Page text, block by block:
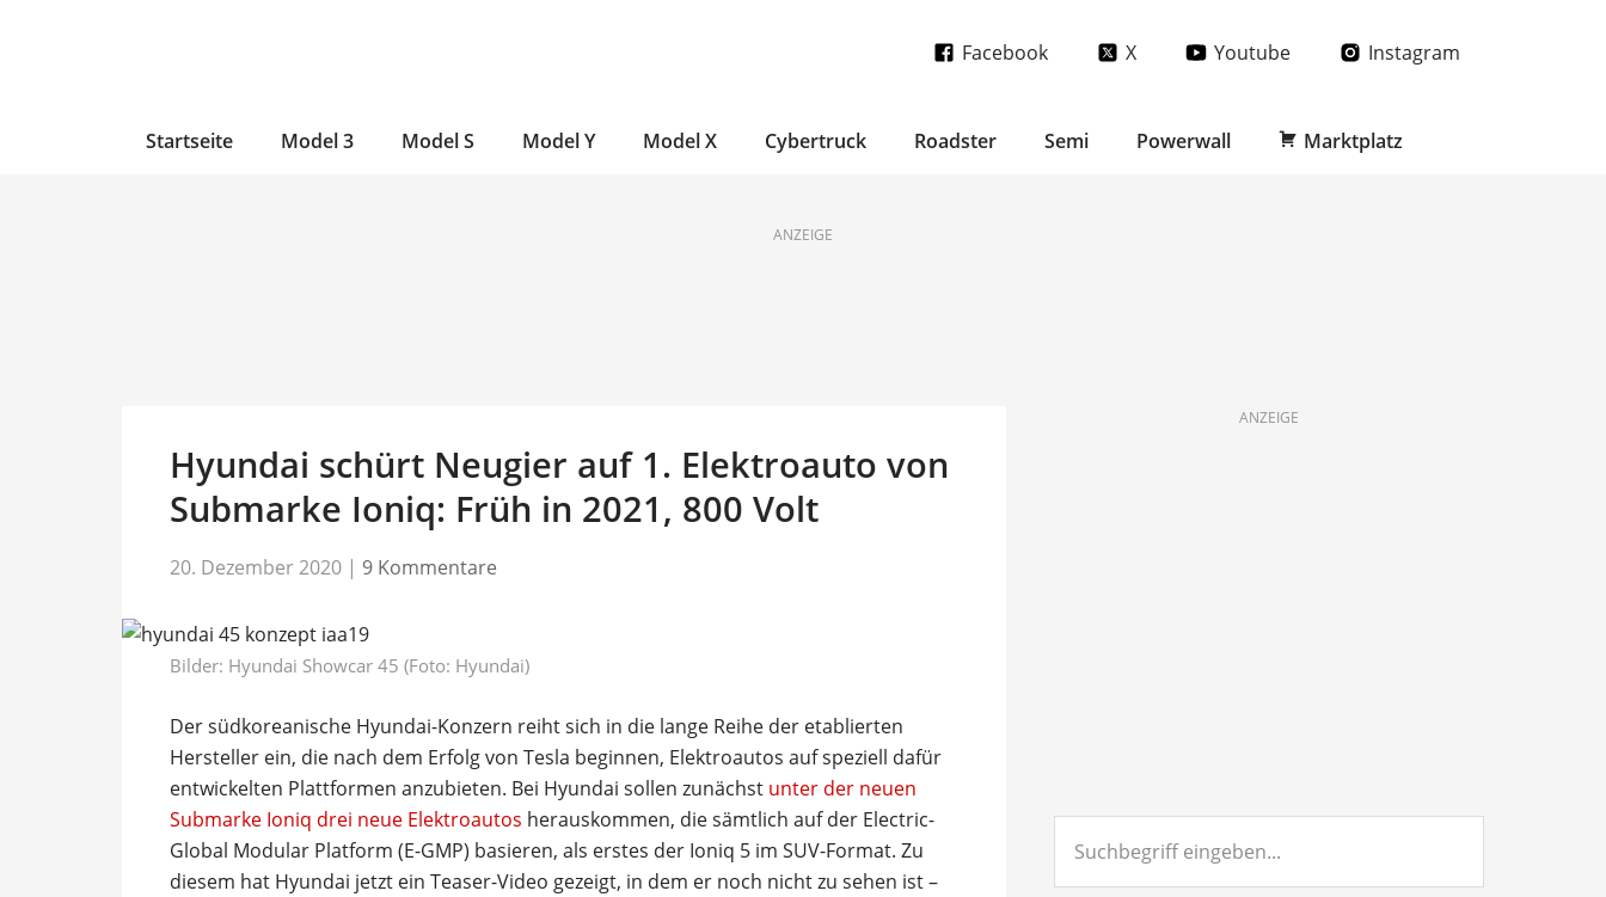
Facebook X Youtube Instagram
Startseite Model 3 Model S Model Y Model X Cybertruck Roadster Semi Powerwall Marktplatz
ANZEIGE
Hyundai schürt Neugier auf 1. Elektroauto von
Submarke Ioniq: Früh in 2021, 800 Volt
20. Dezember 2020 | 9 Kommentare
Bilder: Hyundai Showcar 45 (Foto: Hyundai)
Der südkoreanische Hyundai-Konzern reiht sich in die lange Reihe der etablierten
Hersteller ein, die nach dem Erfolg von Tesla beginnen, Elektroautos auf speziell dafür
entwickelten Plattformen anzubieten. Bei Hyundai sollen zunächst unter der neuen
Submarke Ioniq drei neue Elektroautos herauskommen, die sämtlich auf der Electric-
Global Modular Platform (E-GMP) basieren, als erstes der Ioniq 5 im SUV-Format. Zu
diesem hat Hyundai jetzt ein Teaser-Video gezeigt, in dem er noch nicht zu sehen ist –
ANZEIGE
eingeben...